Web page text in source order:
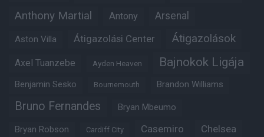
Anthony Martial Antony Arsenal
Aston Villa Átigazolási Center Átigazolások
Axel Tuanzebe Ayden Heaven Bajnokok Ligája
Benjamin Sesko Bournemouth Brandon Williams
Bruno Fernandes Bryan Mbeumo
Bryan Robson Cardiff City Casemiro Chelsea